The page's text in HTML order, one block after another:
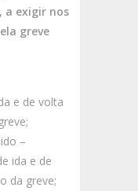
a exigir nos
greve
e de volta
–
ida e de
da greve;